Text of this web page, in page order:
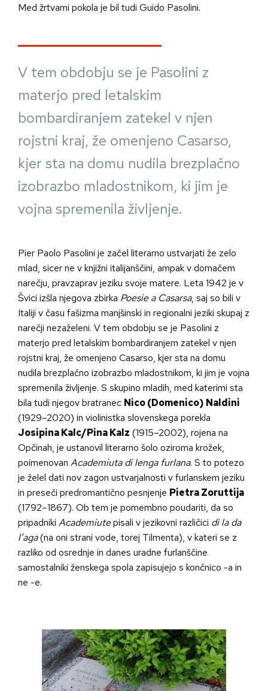
Med žrtvami pokola je bil tudi Guido Pasolini.
V tem obdobju se je Pasolini z
materjo pred letalskim
bombardiranjem zatekel v njen
rojstni kraj, že omenjeno Casarso,
kjer sta na domu nudila brezplačno
izobrazbo mladostnikom, ki jim je
vojna spremenila življenje.
Pier Paolo Pasolini je začel literarno ustvarjati že zelo
mlad, sicer ne v knjižni italijanščini, ampak v domačem
narečju, pravzaprav jeziku svoje matere. Leta 1942 je v
Švici izšla njegova zbirka Poesie a Casarsa, saj so bili v
Italiji v času fašizma manjšinski in regionalni jeziki skupaj z
narečji nezaželeni. V tem obdobju se je Pasolini z
materjo pred letalskim bombardiranjem zatekel v njen
rojstni kraj, že omenjeno Casarso, kjer sta na domu
nudila brezplačno izobrazbo mladostnikom, ki jim je vojna
spremenila življenje. S skupino mladih, med katerimi sta
bila tudi njegov bratranec Nico (Domenico) Naldini
(1929–2020) in violinistka slovenskega porekla
Josipina Kalc/Pina Kalz (1915–2002), rojena na
Opčinah, je ustanovil literarno šolo oziroma krožek,
poimenovan Academiuta di lenga furlana. S to potezo
je želel dati nov zagon ustvarjalnosti v furlanskem jeziku
in preseči predromantično pesnjenje Pietra Zoruttija
(1792–1867). Ob tem je pomembno poudariti, da so
pripadniki Academiutepisali v jezikovni različici di la da
l’aga(na oni strani vode, torej Tilmenta), v kateri se z
razliko od osrednje in danes uradne furlanščine
samostalniki ženskega spola zapisujejo s končnico -a in
ne -e.